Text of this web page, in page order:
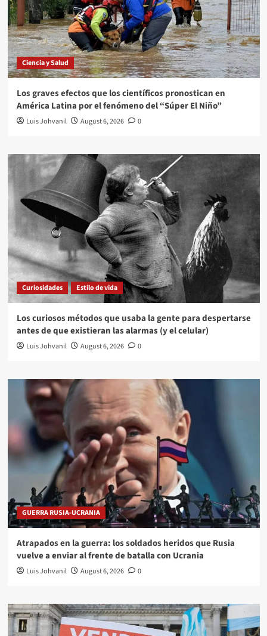
Ciencia y Salud
Los graves efectos que los científicos pronostican en
América Latina por el fenómeno del “Súper El Niño”
Luis Johvanil August 6, 2026 0
Curiosidades Estilo de vida
Los curiosos métodos que usaba la gente para despertarse
antes de que existieran las alarmas (y el celular)
Luis Johvanil August 6, 2026 0
GUERRA RUSIA-UCRANIA
Atrapados en la guerra: los soldados heridos que Rusia
vuelve a enviar al frente de batalla con Ucrania
Luis Johvanil August 6, 2026 0